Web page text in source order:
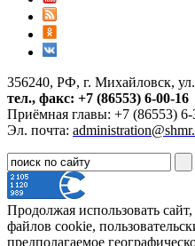
356240, РФ, г. Михайловск,
тел., факс: +7 (86553) 6-00-16
Приёмная главы: +7 (86553) 6-
Эл. почта:
Продолжая использовать
файлов cookie,
предполагаемое